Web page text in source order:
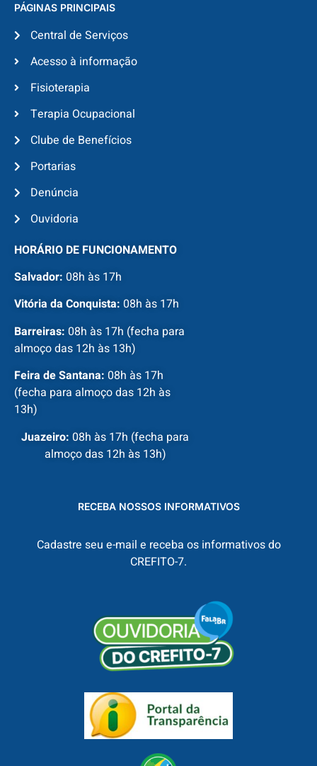
PÁGINAS PRINCIPAIS
Central de Serviços
Acesso à informação
Fisioterapia
Terapia Ocupacional
Clube de Benefícios
Portarias
Denúncia
Ouvidoria
HORÁRIO DE FUNCIONAMENTO
Salvador: 08h às 17h
Vitória da Conquista: 08h às 17h
Barreiras: 08h às 17h (fecha para
almoço das 12h às 13h)
Feira de Santana: 08h às 17h
(fecha para almoço das 12h às
13h)
Juazeiro: 08h às 17h (fecha para
almoço das 12h às 13h)
RECEBA NOSSOS INFORMATIVOS
Cadastre seu e-mail e receba os informativos do
CREFITO-7.